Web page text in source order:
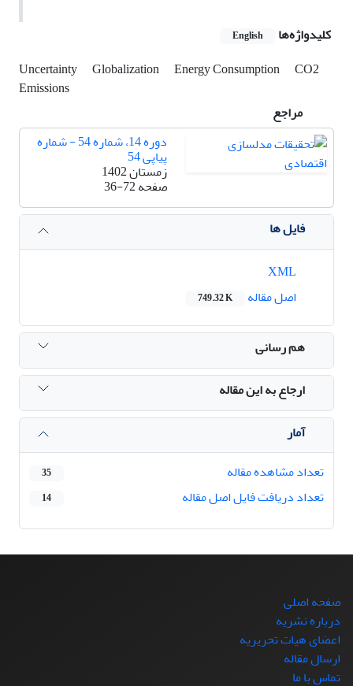
کلیدواژه‌ها
English
Uncertainty Globalization Energy Consumption
CO2
Emissions
مراجع
دوره 14، شماره 54 - شماره
پیاپی 54
زمستان 1402
صفحه36-72
فایل ها
اصل مقاله
749.32 K
هم رسانی
ارجاع به این مقاله
آمار
تعداد مشاهده مقاله
35
تعداد دریافت فایل اصل مقاله 14
صفحه اصلی
درباره نشریه
اعضای هیات تحریریه
ارسال مقاله
تماس با ما